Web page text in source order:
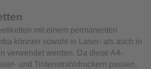
mit einem permanenten
können sowohl in Laser- als auch in
verwendet werden. Da diese A4-
und Tintenstrahldruckern passen,